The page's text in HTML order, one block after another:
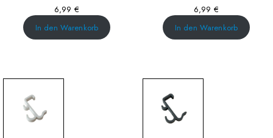
6,99 €
In den Warenkorb
6,99 €
In den Warenkorb